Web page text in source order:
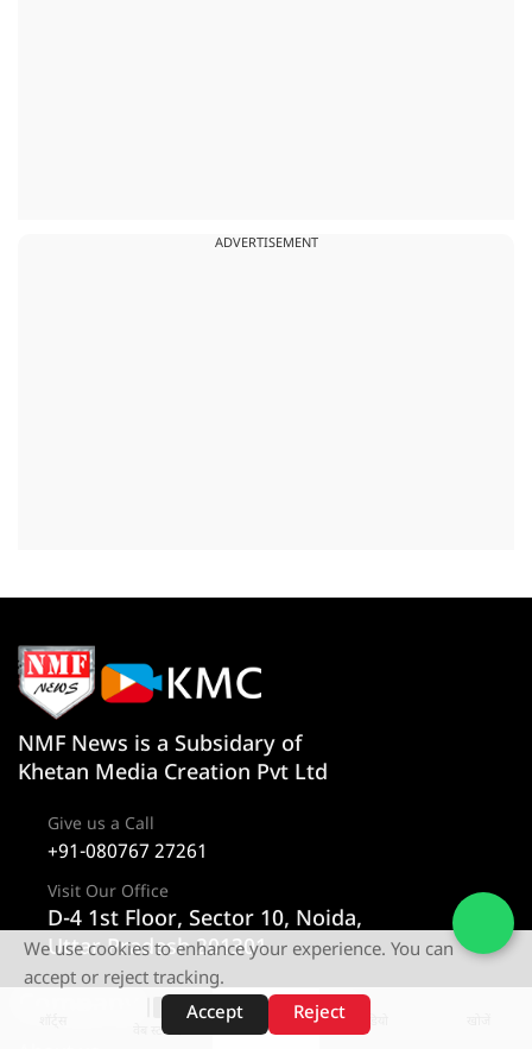
ADVERTISEMENT
वेब स्टोरीज़
NMF News is a Subsidary of
Khetan Media Creation Pvt Ltd
Give us a Call
+91-080767 27261
Visit Our Office
D-4 1st Floor, Sector 10, Noida,
Uttar Pradesh 201301
Category
We use cookies to enhance your experience. You can
accept or reject tracking.
Accept
Reject